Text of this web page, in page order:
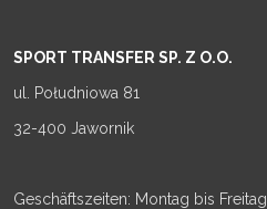
SPORT TRANSFER SP. Z O.O.
ul. Południowa 81
32-400 Jawornik
Geschäftszeiten: Montag bis Freitag